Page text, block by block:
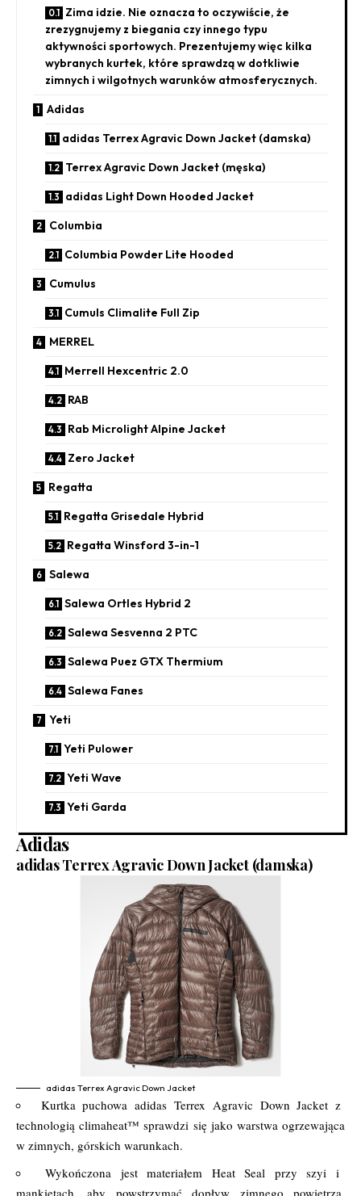
Zima idzie. Nie oznacza to oczywiście, że
zrezygnujemy z biegania czy innego typu
aktywności sportowych. Prezentujemy więc kilka
wybranych kurtek, które sprawdzą w dotkliwie
zimnych i wilgotnych warunków atmosferycznych.
Adidas
adidas Terrex Agravic Down Jacket (damska)
Terrex Agravic Down Jacket (męska)
adidas Light Down Hooded Jacket
Columbia
Columbia Powder Lite Hooded
Cumulus
Cumuls Climalite Full Zip
MERREL
Merrell Hexcentric 2.0
RAB
Rab Microlight Alpine Jacket
Zero Jacket
Regatta
Regatta Grisedale Hybrid
Regatta Winsford 3-in-1
Salewa
Salewa Ortles Hybrid 2
Salewa Sesvenna 2 PTC
Salewa Puez GTX Thermium
Salewa Fanes
Yeti
Yeti Pulower
Yeti Wave
Yeti Garda
Adidas
adidas Terrex Agravic Down Jacket (damska)
adidas Terrex Agravic Down Jacket
Kurtka puchowa adidas Terrex Agravic Down Jacket z
technologią climaheat™ sprawdzi się jako warstwa ogrzewająca
w zimnych, górskich warunkach.
Wykończona jest materiałem Heat Seal przy szyi i
mankietach, aby powstrzymać dopływ zimnego powietrza.